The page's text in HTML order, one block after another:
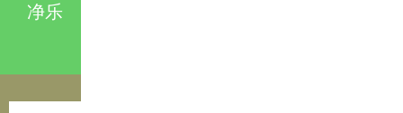
净乐